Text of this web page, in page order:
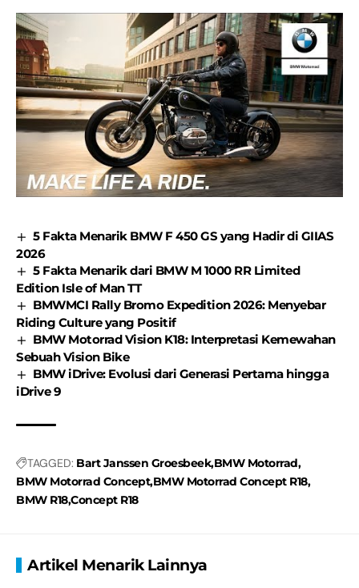
5 Fakta Menarik BMW F 450 GS yang Hadir di GIIAS
2026
5 Fakta Menarik dari BMW M 1000 RR Limited
Edition Isle of Man TT
BMWMCI Rally Bromo Expedition 2026: Menyebar
Riding Culture yang Positif
BMW Motorrad Vision K18: Interpretasi Kemewahan
Sebuah Vision Bike
BMW iDrive: Evolusi dari Generasi Pertama hingga
iDrive 9
TAGGED: Bart Janssen GroesbeekBMW Motorrad
BMW Motorrad ConceptBMW Motorrad Concept R18
BMW R18Concept R18
Artikel Menarik Lainnya